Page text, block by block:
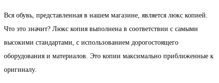
Вся обувь, представленная в нашем магазине, является люкс копией.
Что это значит? Люкс копия выполнена в соответствии с самыми
высокими стандартами, с использованием дорогостоящего
оборудования и материалов. Это копии максимально приближенные к
оригиналу.